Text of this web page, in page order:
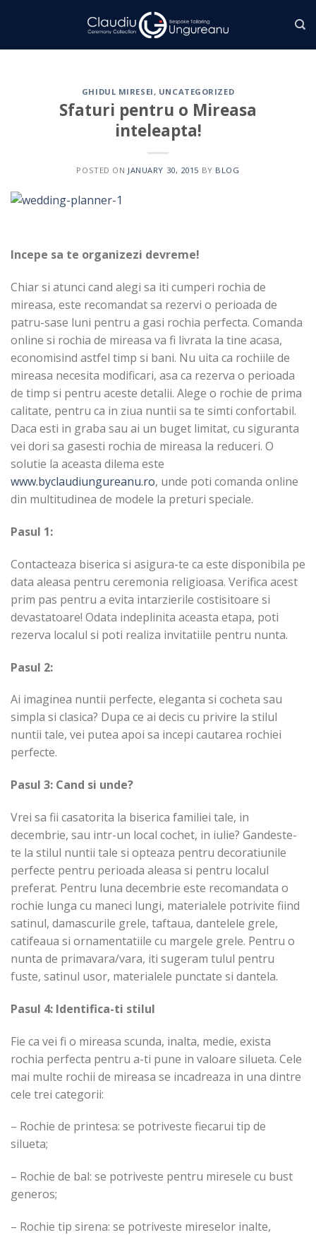
GHIDUL MIRESEI, UNCATEGORIZED
Sfaturi pentru o Mireasa
inteleapta!
POSTED ON JANUARY 30, 2015 BY BLOG
Incepe sa te organizezi devreme!
Chiar si atunci cand alegi sa iti cumperi rochia de
mireasa, este recomandat sa rezervi o perioada de
patru-sase luni pentru a gasi rochia perfecta. Comanda
online si rochia de mireasa va fi livrata la tine acasa,
economisind astfel timp si bani. Nu uita ca rochiile de
mireasa necesita modificari, asa ca rezerva o perioada
de timp si pentru aceste detalii. Alege o rochie de prima
calitate, pentru ca in ziua nuntii sa te simti confortabil.
Daca esti in graba sau ai un buget limitat, cu siguranta
vei dori sa gasesti rochia de mireasa la reduceri. O
solutie la aceasta dilema este
www.byclaudiungureanu.ro, unde poti comanda online
din multitudinea de modele la preturi speciale.
Pasul 1:
Contacteaza biserica si asigura-te ca este disponibila pe
data aleasa pentru ceremonia religioasa. Verifica acest
prim pas pentru a evita intarzierile costisitoare si
devastatoare! Odata indeplinita aceasta etapa, poti
rezerva localul si poti realiza invitatiile pentru nunta.
Pasul 2:
Ai imaginea nuntii perfecte, eleganta si cocheta sau
simpla si clasica? Dupa ce ai decis cu privire la stilul
nuntii tale, vei putea apoi sa incepi cautarea rochiei
perfecte.
Pasul 3: Cand si unde?
Vrei sa fii casatorita la biserica familiei tale, in
decembrie, sau intr-un local cochet, in iulie? Gandeste-
te la stilul nuntii tale si opteaza pentru decoratiunile
perfecte pentru perioada aleasa si pentru localul
preferat. Pentru luna decembrie este recomandata o
rochie lunga cu maneci lungi, materialele potrivite fiind
satinul, damascurile grele, taftaua, dantelele grele,
catifeaua si ornamentatiile cu margele grele. Pentru o
nunta de primavara/vara, iti sugeram tulul pentru
fuste, satinul usor, materialele punctate si dantela.
Pasul 4: Identifica-ti stilul
Fie ca vei fi o mireasa scunda, inalta, medie, exista
rochia perfecta pentru a-ti pune in valoare silueta. Cele
mai multe rochii de mireasa se incadreaza in una dintre
cele trei categorii:
– Rochie de printesa: se potriveste fiecarui tip de
silueta;
– Rochie de bal: se potriveste pentru miresele cu bust
generos;
– Rochie tip sirena: se potriveste mireselor inalte,